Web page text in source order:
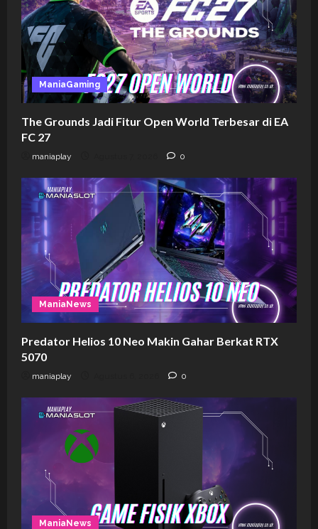
ManiaGaming
The Grounds Jadi Fitur Open World Terbesar di EA
FC 27
maniaplay 0
ManiaNews
Predator Helios 10 Neo Makin Gahar Berkat RTX
5070
maniaplay 0
ManiaNews